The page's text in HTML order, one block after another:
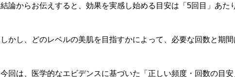
結論からお伝えすると、効果を実感し始める目安は「5回目」あた
しかし、どのレベルの美肌を目指すかによって、必要な回数と期間
今回は、医学的なエビデンスに基づいた「正しい頻度・回数の目